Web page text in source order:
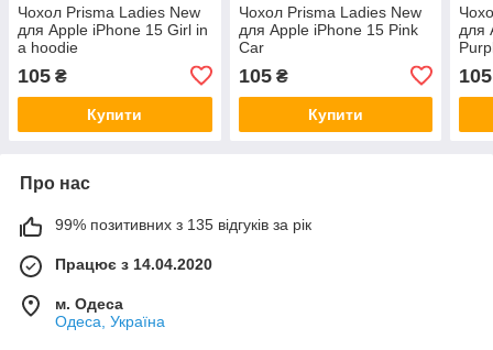
Чохол Prisma Ladies New
для Apple iPhone 15 Girl in
a hoodie
105 ₴
Купити
Чохол Prisma Ladies New
для Apple iPhone 15 Pink
Car
105₴
Купити
для
105
Про нас
99% позитивних з 135 відгуків за рік
Працює з 14.04.2020
м. Одеса
Одеса, Україна